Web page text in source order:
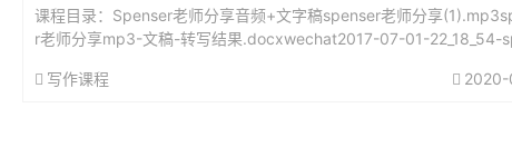
课程目录：Spenser老师分享音频+文字稿spenser老师分享
r老师分享mp3-文稿-转写结果.docxwechat2017-07-01-22_18_54-
写作课程
2020-